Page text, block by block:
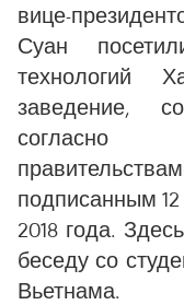
вице-
Суан
технологий
заведение,
согласно
подписанным
2018 года.
беседу со
Вьетнама.